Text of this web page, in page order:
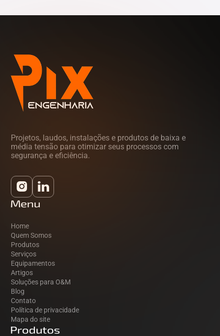
Projetos, laudos, instalações e produtos de baixa e
média tensão para otimizar seus processos com
segurança e eficiência.
Menu
Home
Quem Somos
Produtos
Serviços
Equipamentos
Artigos
Soluções para O&M
Blog
Contato
Política de privacidade
Mapa do site
Produtos